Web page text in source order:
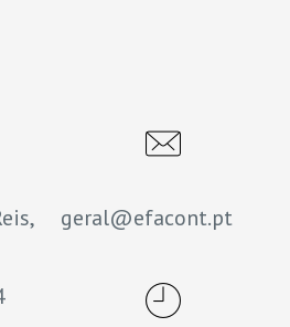
geral@efacont.pt